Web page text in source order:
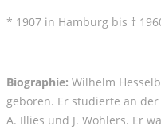
* 1907 in Hamburg bis †
Biographie: Wilhelm
geboren. Er studierte an
A. Illies und J. Wohlers. Er